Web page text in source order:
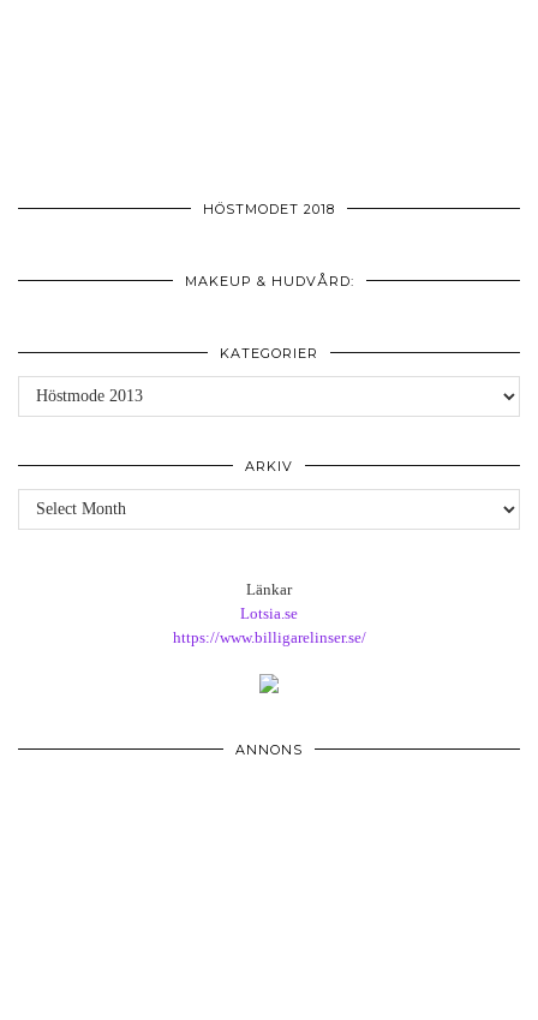
HÖSTMODET 2018
MAKEUP & HUDVÅRD:
KATEGORIER
Kategorier
ARKIV
Arkiv
Länkar
Lotsia.se
https://www.billigarelinser.se/
ANNONS